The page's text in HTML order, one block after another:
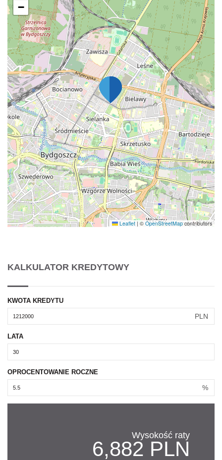
−
Leaflet | © OpenStreetMapcontributors
KALKULATOR KREDYTOWY
KWOTA KREDYTU
PLN
LATA
OPROCENTOWANIE ROCZNE
%
Wysokość raty
6,882 PLN